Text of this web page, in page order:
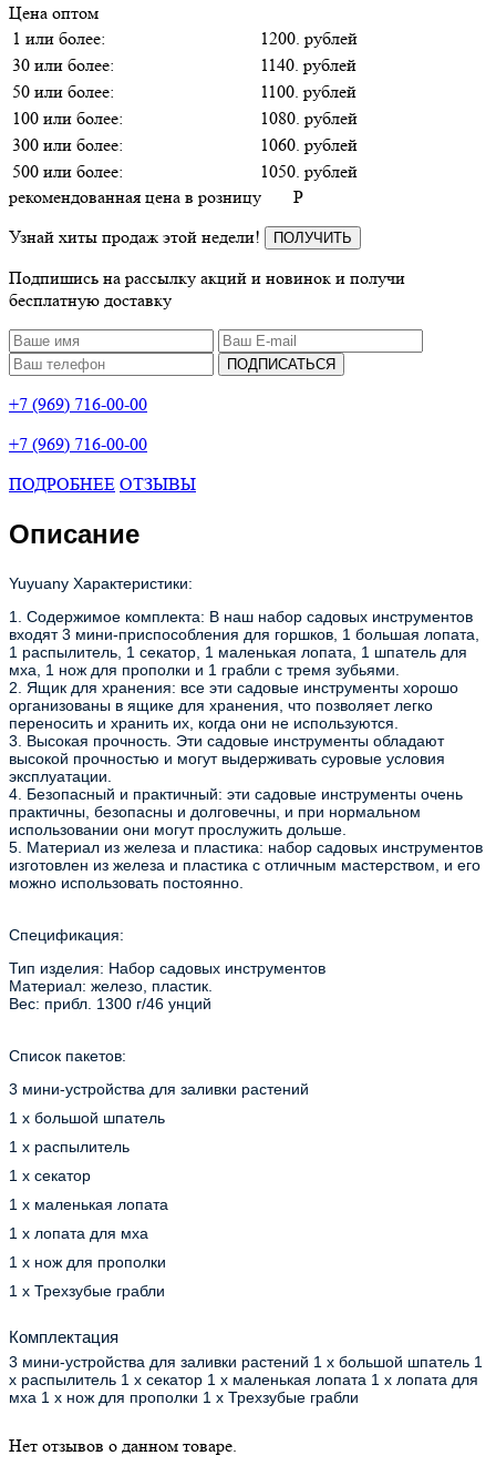
Цена оптом
1 или более:
1200. рублей
30 или более:
1140. рублей
50 или более:
1100. рублей
100 или более:
1080. рублей
300 или более:
1060. рублей
500 или более:
1050. рублей
рекомендованная цена в розницу
P
Узнай хиты продаж этой недели!
ПОЛУЧИТЬ
Подпишись на рассылку акций и новинок и получи
бесплатную доставку
ПОДПИСАТЬСЯ
+7 (969) 716-00-00
+7 (969) 716-00-00
ПОДРОБНЕЕ ОТЗЫВЫ
Описание
Yuyuany Характеристики:
1. Содержимое комплекта: В наш набор садовых инструментов
входят 3 мини-приспособления для горшков, 1 большая лопата,
1 распылитель, 1 секатор, 1 маленькая лопата, 1 шпатель для
мха, 1 нож для прополки и 1 грабли с тремя зубьями.
2. Ящик для хранения: все эти садовые инструменты хорошо
организованы в ящике для хранения, что позволяет легко
переносить и хранить их, когда они не используются.
3. Высокая прочность. Эти садовые инструменты обладают
высокой прочностью и могут выдерживать суровые условия
эксплуатации.
4. Безопасный и практичный: эти садовые инструменты очень
практичны, безопасны и долговечны, и при нормальном
использовании они могут прослужить дольше.
5. Материал из железа и пластика: набор садовых инструментов
изготовлен из железа и пластика с отличным мастерством, и его
можно использовать постоянно.
Спецификация:
Тип изделия: Набор садовых инструментов
Материал: железо, пластик.
Вес: прибл. 1300 г/46 унций
Список пакетов:
3 мини-устройства для заливки растений
1 х большой шпатель
1 х распылитель
1 х секатор
1 х маленькая лопата
1 х лопата для мха
1 х нож для прополки
1 х Трехзубые грабли
Комплектация
3 мини-устройства для заливки растений 1 х большой шпатель 1
х распылитель 1 х секатор 1 х маленькая лопата 1 х лопата для
мха 1 х нож для прополки 1 х Трехзубые грабли
Нет отзывов о данном товаре.